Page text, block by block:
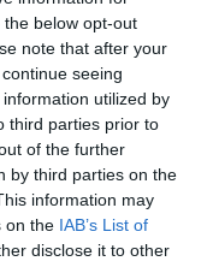
below opt-out
note that after your
seeing
utilized by
third parties prior to
of the further
by third parties on the
information may
on the IAB’s List of
disclose it to other